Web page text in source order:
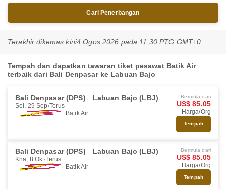
Cari Penerbangan
Terakhir dikemas kini4 Ogos 2026 pada 11:30 PTG GMT+0
Tempah dan dapatkan tawaran tiket pesawat Batik Air
terbaik dari Bali Denpasar ke Labuan Bajo
Bali Denpasar (DPS) Labuan Bajo (LBJ)
Sel, 29 Sep Terus
Batik Air
Bermula dari
US$ 85.05
Harga/Org
Tempah
Bali Denpasar (DPS) Labuan Bajo (LBJ)
Kha, 8 Okt Terus
Batik Air
Bermula dari
US$ 85.05
Harga/Org
Tempah